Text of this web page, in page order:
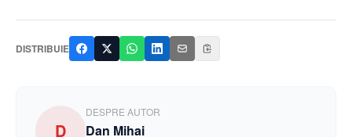
DISTRIBUIE
D
DESPRE AUTOR
Dan Mihai